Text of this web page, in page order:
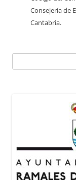
Consejería de
Cantabria.